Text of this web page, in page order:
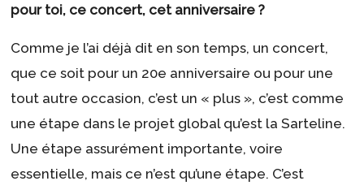
pour toi, ce concert, cet anniversaire ?
Comme je l’ai déjà dit en son temps, un concert,
que ce soit pour un 20e anniversaire ou pour une
tout autre occasion, c’est un « plus », c’est comme
une étape dans le projet global qu’est la Sarteline.
Une étape assurément importante, voire
essentielle, mais ce n’est qu’une étape. C’est